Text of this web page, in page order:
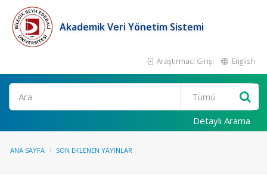
Akademik Veri Yönetim Sistemi
Araştırmacı Girişi English
Ara
Detaylı Arama
ANA SAYFA SON EKLENEN YAYINLAR